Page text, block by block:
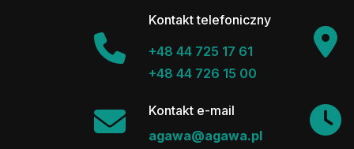
Kontakt telefoniczny
+48 44 725 17 61
+48 44 726 15 00
Kontakt e-mail
agawa@agawa.pl